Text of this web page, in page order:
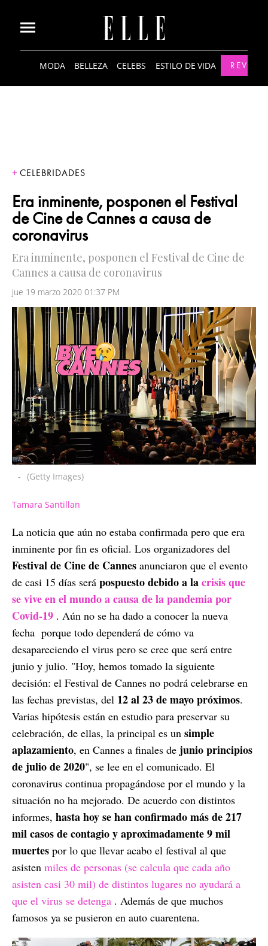
MODA BELLEZA CELEBS ESTILO DE VIDA
CELEBRIDADES
Era inminente, posponen el Festival
de Cine de Cannes a causa de
coronavirus
Era inminente, posponen el Festival de Cine de
Cannes a causa de coronavirus
jue 19 marzo 2020 01:37 PM
- (Getty Images)
Tamara Santillan
La noticia que aún no estaba confirmada pero que era
inminente por fin es oficial. Los organizadores del
Festival de Cine de Cannes anunciaron que el evento
de casi 15 días será pospuesto debido a lacrisis que
se vive en el mundo a causa de la pandemia por
Covid-19 . Aún no se ha dado a conocer la nueva
fecha porque todo dependerá de cómo va
desapareciendo el virus pero se cree que será entre
junio y julio. "Hoy, hemos tomado la siguiente
decisión: el Festival de Cannes no podrá celebrarse en
las fechas previstas, del 12 al 23 de mayo próximos.
Varias hipótesis están en estudio para preservar su
celebración, de ellas, la principal es un simple
aplazamiento, en Cannes a finales de junio principios
de julio de 2020", se lee en el comunicado. El
coronavirus continua propagándose por el mundo y la
situación no ha mejorado. De acuerdo con distintos
informes, hasta hoy se han confirmado más de 217
mil casos de contagio y aproximadamente 9 mil
muertes por lo que llevar acabo el festival al que
asisten miles de personas (se calcula que cada año
asisten casi 30 mil) de distintos lugares no ayudará a
que el virus se detenga . Además de que muchos
famosos ya se pusieron en auto cuarentena.